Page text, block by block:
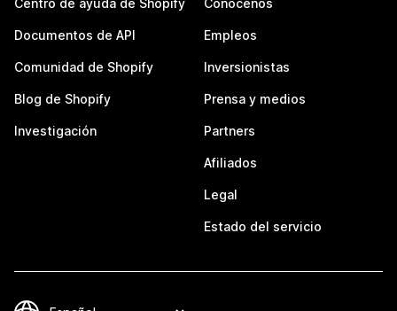
Centro de ayuda de Shopify
Documentos de API
Comunidad de Shopify
Blog de Shopify
Investigación
Conócenos
Empleos
Inversionistas
Prensa y medios
Partners
Afiliados
Legal
Estado del servicio